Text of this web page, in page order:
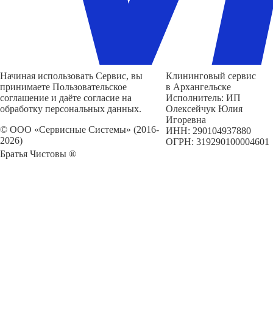
Начиная использовать Сервис, вы
принимаете Пользовательское
соглашение и даёте согласие на
обработку персональных данных.
© ООО «Сервисные Системы» (2016-
2026)
Братья Чистовы ®
Клининговый сервис
в Архангельске
Исполнитель: ИП
Олексейчук Юлия
Игоревна
ИНН: 290104937880
ОГРН: 319290100004601